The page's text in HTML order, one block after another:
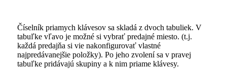
Číselník priamych klávesov sa skladá z dvoch tabuliek. V
tabuľke vľavo je možné si vybrať predajné miesto. (t.j.
každá predajňa si vie nakonfigurovať vlastné
najpredávanejšie položky). Po jeho zvolení sa v pravej
tabuľke pridávajú skupiny a k nim priame klávesy.